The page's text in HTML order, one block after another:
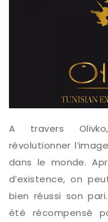
A travers
révolutionner
dans le monde.
d’existence, on
bien réussi son
été récompensé